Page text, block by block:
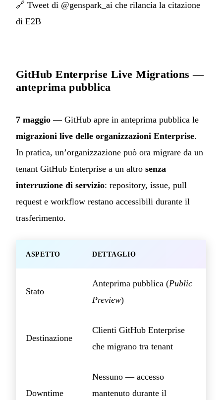
🔗 Tweet di @genspark_ai che rilancia la citazione
di E2B
GitHub Enterprise Live Migrations —
anteprima pubblica
7 maggio — GitHub apre in anteprima pubblica le
migrazioni live delle organizzazioni Enterprise.
In pratica, un’organizzazione può ora migrare da un
tenant GitHub Enterprise a un altro senza
interruzione di servizio: repository, issue, pull
request e workflow restano accessibili durante il
trasferimento.
ASPETTO DETTAGLIO
Stato
Anteprima pubblica (Public
Preview)
Destinazione
Clienti GitHub Enterprise
che migrano tra tenant
Downtime
Nessuno — accesso
mantenuto durante il